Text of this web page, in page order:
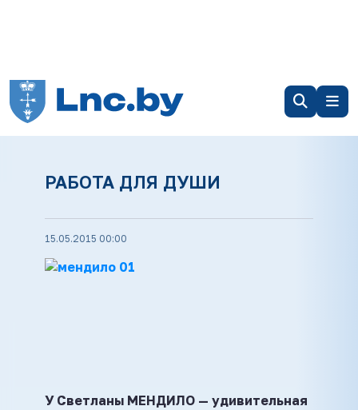
РАБОТА ДЛЯ ДУШИ
15.05.2015 00:00
У Светланы МЕНДИЛО — удивительная